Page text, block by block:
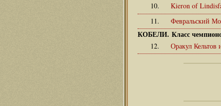
10. Kieron of
11. Февральский
КОБЕЛИ. Класс
12. Оракул